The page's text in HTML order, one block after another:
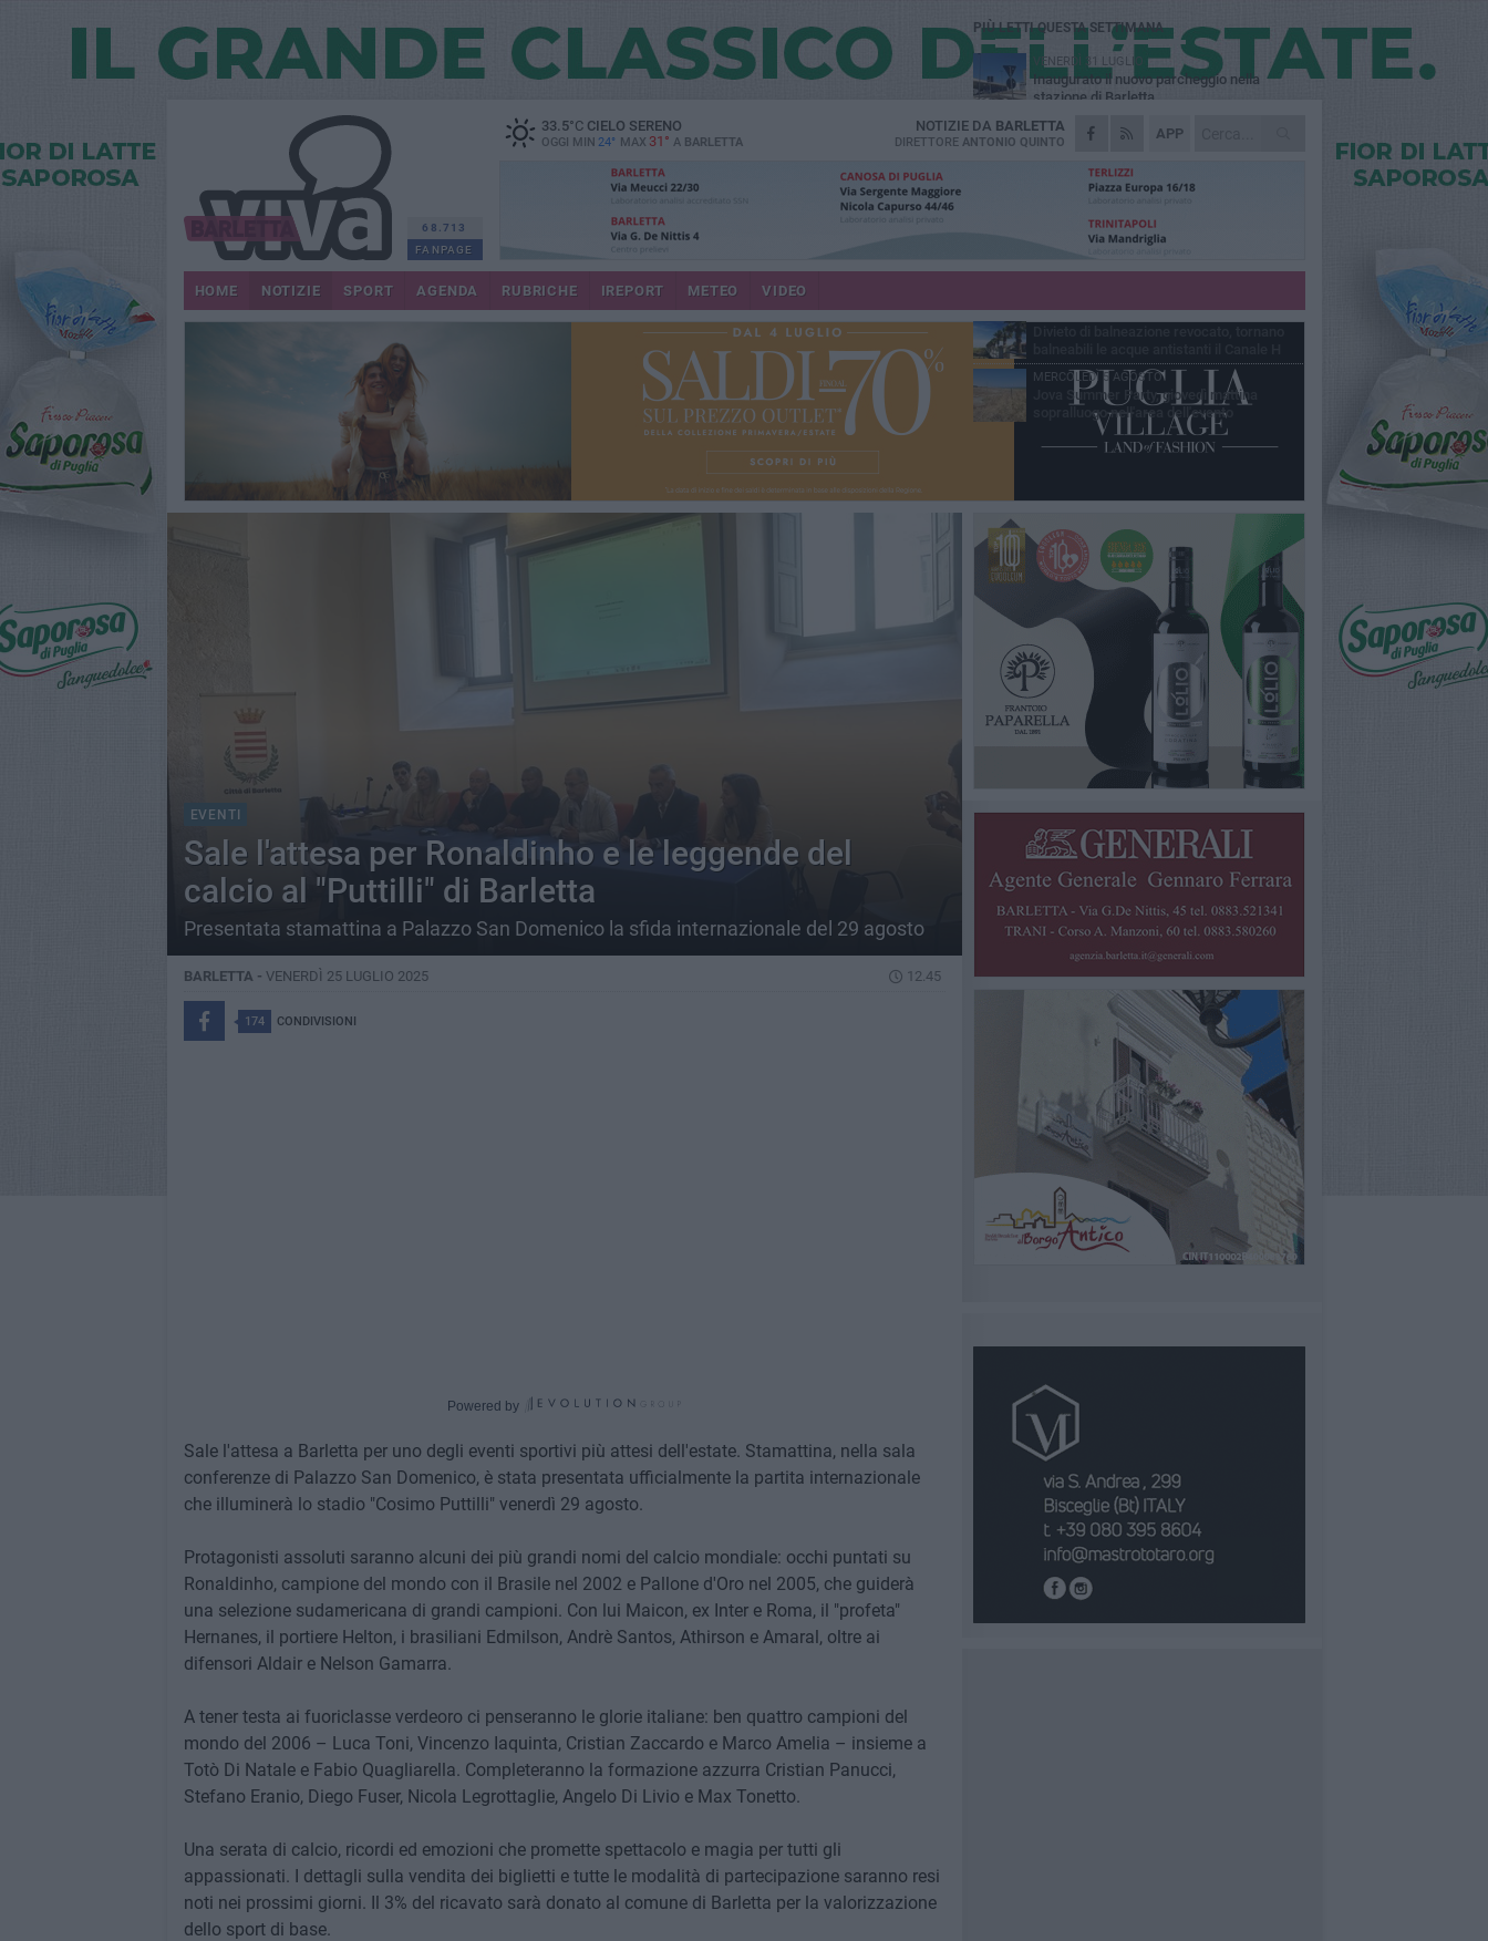
68.713
FANPAGE
33.5°CCIELO SERENO
OGGI MIN 24° MAX 31° A BARLETTA
APP
NOTIZIE DA BARLETTA
DIRETTORE ANTONIO QUINTO
HOME NOTIZIE SPORT AGENDA RUBRICHE IREPORT METEO VIDEO
EVENTI
Sale l'attesa per Ronaldinho e le leggende del
calcio al "Puttilli" di Barletta
Presentata stamattina a Palazzo San Domenico la sfida internazionale del 29 agosto
BARLETTA - VENERDÌ 25 LUGLIO 2025 12.45
174 CONDIVISIONI
Powered by
Sale l'attesa a Barletta per uno degli eventi sportivi più attesi dell'estate. Stamattina, nella sala
conferenze di Palazzo San Domenico, è stata presentata ufficialmente la partita internazionale
che illuminerà lo stadio "Cosimo Puttilli" venerdì 29 agosto.
Protagonisti assoluti saranno alcuni dei più grandi nomi del calcio mondiale: occhi puntati su
Ronaldinho, campione del mondo con il Brasile nel 2002 e Pallone d'Oro nel 2005, che guiderà
una selezione sudamericana di grandi campioni. Con lui Maicon, ex Inter e Roma, il "profeta"
Hernanes, il portiere Helton, i brasiliani Edmilson, Andrè Santos, Athirson e Amaral, oltre ai
difensori Aldair e Nelson Gamarra.
A tener testa ai fuoriclasse verdeoro ci penseranno le glorie italiane: ben quattro campioni del
mondo del 2006 – Luca Toni, Vincenzo Iaquinta, Cristian Zaccardo e Marco Amelia – insieme a
Totò Di Natale e Fabio Quagliarella. Completeranno la formazione azzurra Cristian Panucci,
Stefano Eranio, Diego Fuser, Nicola Legrottaglie, Angelo Di Livio e Max Tonetto.
Una serata di calcio, ricordi ed emozioni che promette spettacolo e magia per tutti gli
appassionati. I dettagli sulla vendita dei biglietti e tutte le modalità di partecipazione saranno resi
noti nei prossimi giorni. Il 3% del ricavato sarà donato al comune di Barletta per la valorizzazione
dello sport di base.
PIÙ LETTI QUESTA SETTIMANA
VENERDÌ 31 LUGLIO
Inaugurato il nuovo parcheggio nella
stazione di Barletta
MERCOLEDÌ 5 AGOSTO
Barletta piange Gioacchino Dagnello:
GIOVEDÌ 30 LUGLIO
gioielleria, banditi in fuga
DOMENICA 2 AGOSTO
Beni confiscati alla mafia. Nasce il servizio
VENERDÌ 31 LUGLIO
MERCOLEDÌ 5 AGOSTO
Jova Summer Party, giovedì mattina
sopralluogo nell'area dell'evento